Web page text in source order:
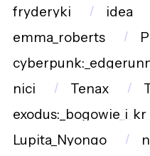
fryderyki
idea
emma_roberts
nici
Tenax
Lupita_Nyongo